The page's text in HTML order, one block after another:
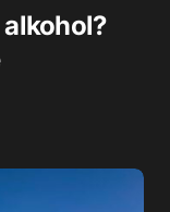
alkohol?